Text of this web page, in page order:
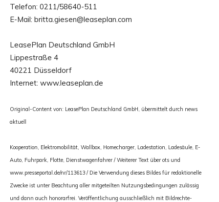
Telefon: 0211/58640-511
E-Mail: britta.giesen@leaseplan.com
LeasePlan Deutschland GmbH
Lippestraße 4
40221 Düsseldorf
Internet: www.leaseplan.de
Original-Content von: LeasePlan Deutschland GmbH, übermittelt durch news
aktuell
Kooperation, Elektromobilität, Wallbox, Homecharger, Ladestation, Ladesäule, E-
Auto, Fuhrpark, Flotte, Dienstwagenfahrer / Weiterer Text über ots und
www.presseportal.de/nr/113613 / Die Verwendung dieses Bildes für redaktionelle
Zwecke ist unter Beachtung aller mitgeteilten Nutzungsbedingungen zulässig
und dann auch honorarfrei. Veröffentlichung ausschließlich mit Bildrechte-